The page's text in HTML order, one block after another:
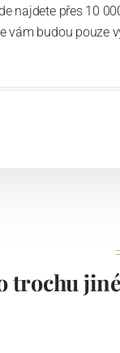
najdete přes 10
vám budou pouze
trochu